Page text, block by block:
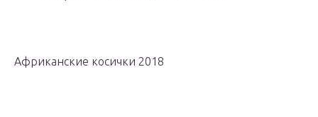
Африканские косички 2018